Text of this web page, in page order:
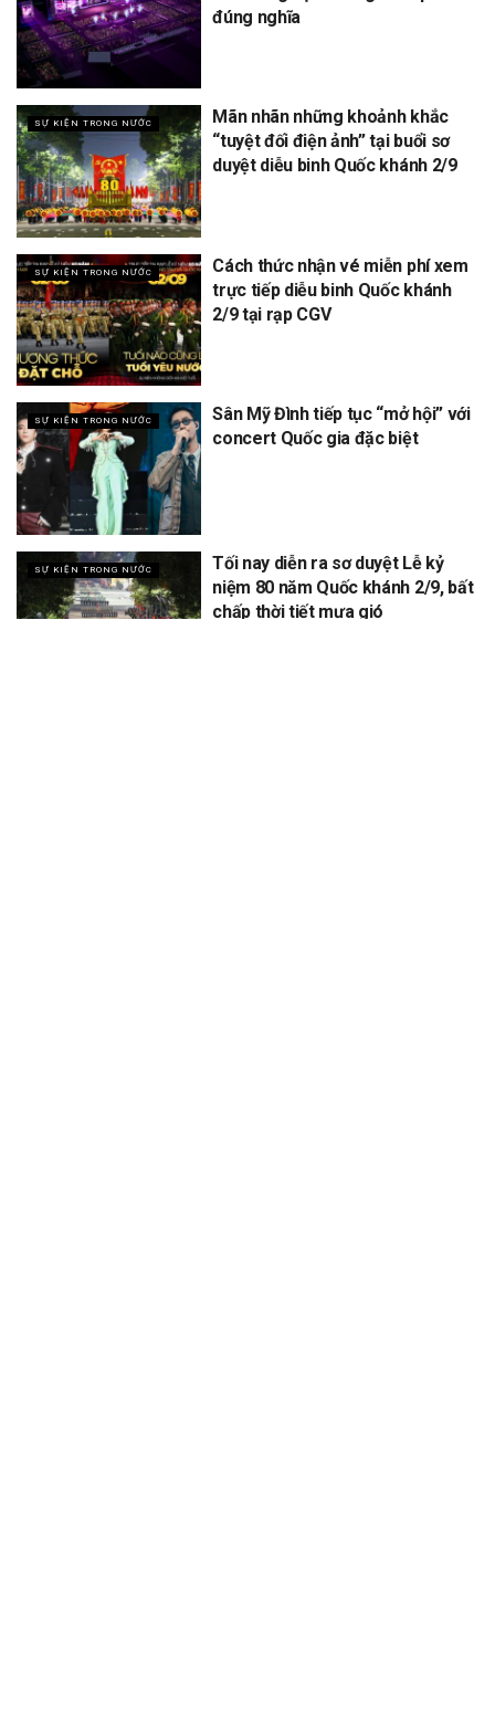
đúng nghĩa
SỰ KIỆN TRONG NƯỚC
Mãn nhãn những khoảnh khắc
“tuyệt đối điện ảnh” tại buổi sơ
duyệt diễu binh Quốc khánh 2/9
SỰ KIỆN TRONG NƯỚC
Cách thức nhận vé miễn phí xem
trực tiếp diễu binh Quốc khánh
2/9 tại rạp CGV
SỰ KIỆN TRONG NƯỚC
Sân Mỹ Đình tiếp tục “mở hội” với
concert Quốc gia đặc biệt
SỰ KIỆN TRONG NƯỚC
Tối nay diễn ra sơ duyệt Lễ kỷ
niệm 80 năm Quốc khánh 2/9, bất
chấp thời tiết mưa gió